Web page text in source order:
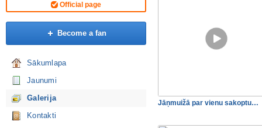
Official page
Become a fan
Sākumlapa
Jaunumi
Galerija
Kontakti
Jāņmuižā par vienu sakoptu…